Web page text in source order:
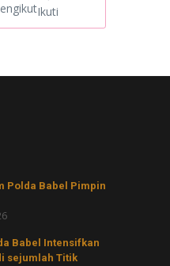
Ikuti
Polda Babel Pimpin
Babel Intensifkan
sejumlah Titik